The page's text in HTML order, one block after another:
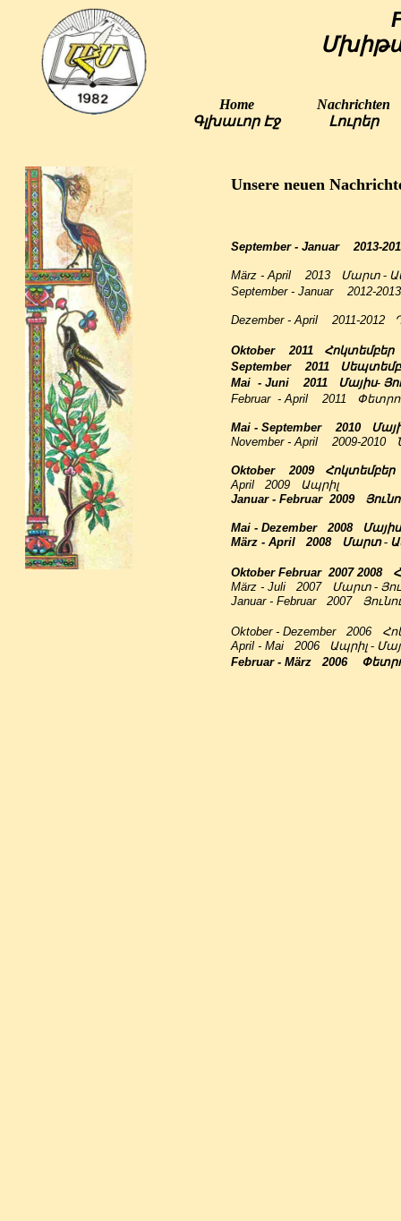
Home
Գլխաւոր Էջ
Nachrichten
Լուրեր
Unsere neuen
September - Januar 2013-
März - April 2013 Մարտ -
September - Januar 2012-
Dezember - April 2011-2012
Oktober 2011
Հոկտեմբեր
September 2011
Mai - Juni 2011
Մայիս-
Februar - April 2011
Mai - September 2010
November - April 2009-2010
Oktober 2009 Հոկտեմբեր
April 2009 Ապրիլ
Januar - Februar 2009
Mai - Dezember 2008
März - April 2008 Մարտ -
Oktober Februar 2007 2008
März - Juli 2007 Մարտ -
Januar - Februar 2007
Oktober - Dezember 2006
April - Mai 2006
Ապրիլ -
Februar - März 2006